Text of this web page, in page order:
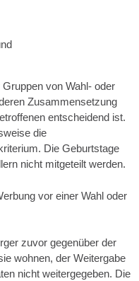
von Wahl- oder
Zusammensetzung
entscheidend ist.
die
Die Geburtstage
nicht mitgeteilt werden.
vor einer Wahl oder
zuvor gegenüber der
wohnen, der Weitergabe
nicht weitergegeben. Die